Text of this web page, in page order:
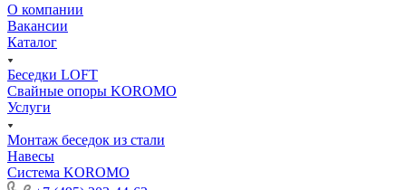
О компании
Вакансии
Каталог
Беседки LOFT
Свайные опоры KOROMO
Услуги
Монтаж беседок из стали
Навесы
Система KOROMO